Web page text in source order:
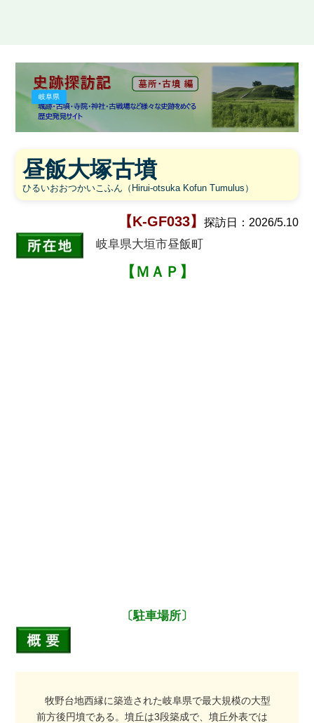
岐阜県
昼飯大塚古墳
ひるいおおつかいこふん（Hirui-otsuka Kofun Tumulus）
【K-GF033】 探訪日： 2026/5.10
岐阜県大垣市昼飯町
【ＭＡＰ】
〔駐車場所〕
牧野台地西縁に築造された岐阜県で最大規模の大型
前方後円墳である。墳丘は3段築成で、墳丘外表では